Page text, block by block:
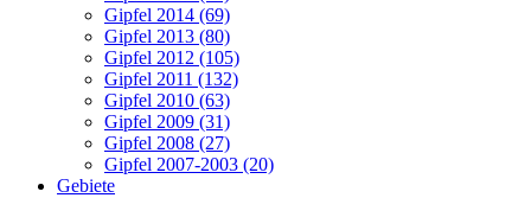
Gipfel 2014 (69)
Gipfel 2013 (80)
Gipfel 2012 (105)
Gipfel 2011 (132)
Gipfel 2010 (63)
Gipfel 2009 (31)
Gipfel 2008 (27)
Gipfel 2007-2003 (20)
Gebiete